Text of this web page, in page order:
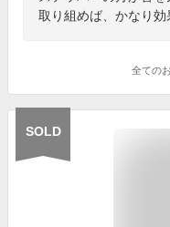
取り組めば、かなり効
全ての
SOLD